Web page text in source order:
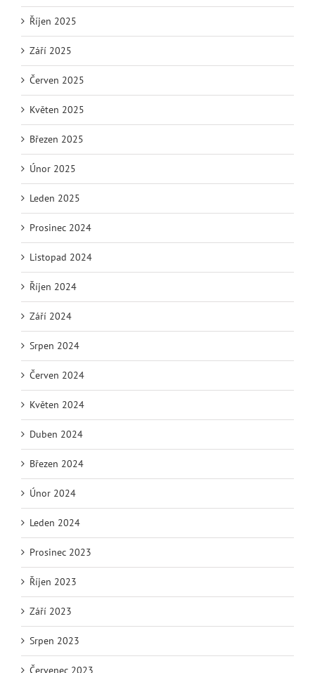
Říjen 2025
Září 2025
Červen 2025
Květen 2025
Březen 2025
Únor 2025
Leden 2025
Prosinec 2024
Listopad 2024
Říjen 2024
Září 2024
Srpen 2024
Červen 2024
Květen 2024
Duben 2024
Březen 2024
Únor 2024
Leden 2024
Prosinec 2023
Říjen 2023
Září 2023
Srpen 2023